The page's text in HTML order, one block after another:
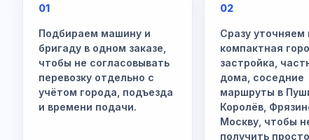
01
Подбираем машину и
бригаду в одном заказе,
чтобы не согласовывать
перевозку отдельно с
учётом города, подъезда
и времени подачи.
02
Сразу
компактная
застройка,
дома, соседние
маршруты в
Королёв,
Москву, чтобы
получить